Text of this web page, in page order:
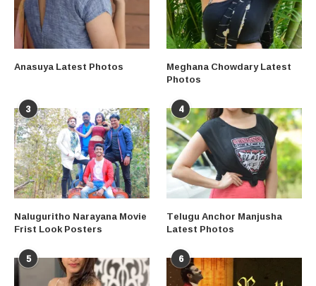
Anasuya Latest Photos Meghana Chowdary Latest
Photos
3
Naluguritho Narayana Movie
Frist Look Posters
4
Telugu Anchor Manjusha
Latest Photos
5 6